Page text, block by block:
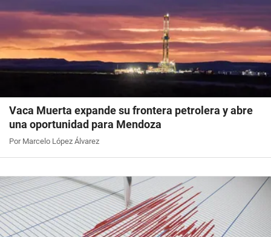
Vaca Muerta expande su frontera petrolera y abre
una oportunidad para Mendoza
Por Marcelo López Álvarez